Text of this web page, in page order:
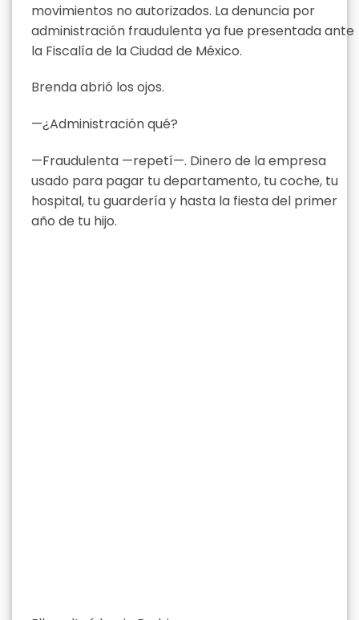
movimientos no autorizados. La denuncia por
administración fraudulenta ya fue presentada ante
la Fiscalía de la Ciudad de México.
Brenda abrió los ojos.
—¿Administración qué?
—Fraudulenta —repetí—. Dinero de la empresa
usado para pagar tu departamento, tu coche, tu
hospital, tu guardería y hasta la fiesta del primer
año de tu hijo.